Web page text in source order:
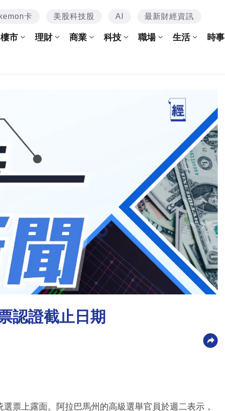
卡 美股科技股 AI 最新財經資訊
樓市 理財 商業 科技 職場 生活 時事
認證截止日期
票上露面。阿拉巴馬州的高級選舉官員於週二表示，